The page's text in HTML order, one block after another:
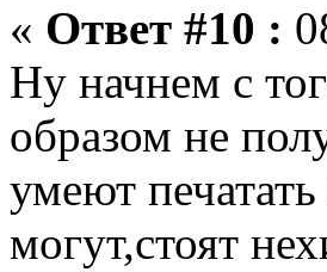
« Ответ #10 :
Ну начнем с
образом не
умеют
могут,стоят